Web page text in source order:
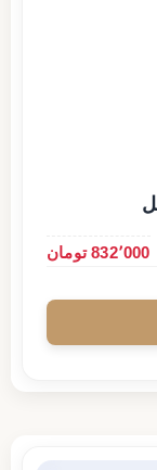
832٬000 تومان